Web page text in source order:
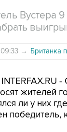
Вустера
→ Британка
жителей
ли у них